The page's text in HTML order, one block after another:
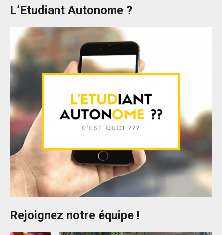
L’Etudiant Autonome ?
Rejoignez notre équipe !